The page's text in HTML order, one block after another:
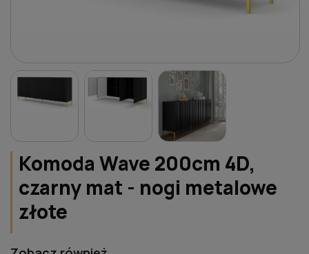
Komoda Wave 200cm 4D,
czarny mat - nogi metalowe
złote